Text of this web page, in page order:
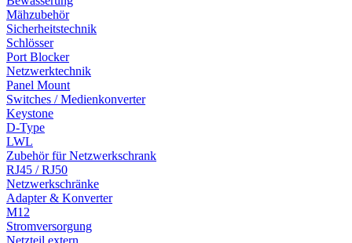
Mähzubehör
Sicherheitstechnik
Schlösser
Port Blocker
Netzwerktechnik
Panel Mount
Switches / Medienkonverter
Keystone
D-Type
LWL
Zubehör für Netzwerkschrank
RJ45 / RJ50
Netzwerkschränke
Adapter & Konverter
M12
Stromversorgung
Netzteil extern